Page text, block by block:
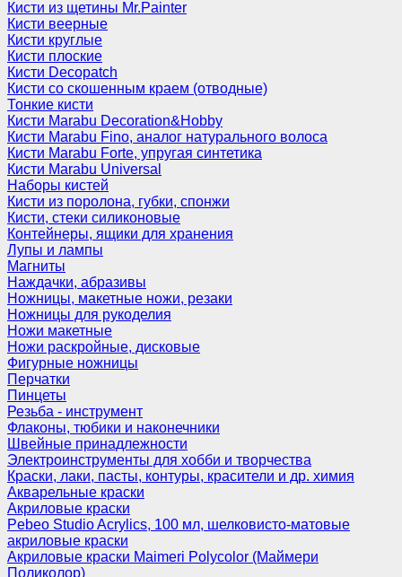
Кисти из щетины Mr.Painter
Кисти веерные
Кисти круглые
Кисти плоские
Кисти Decopatch
Кисти со скошенным краем (отводные)
Тонкие кисти
Кисти Marabu Decoration&Hobby
Кисти Marabu Fino, аналог натурального волоса
Кисти Marabu Forte, упругая синтетика
Кисти Marabu Universal
Наборы кистей
Кисти из поролона, губки, спонжи
Кисти, стеки силиконовые
Контейнеры, ящики для хранения
Лупы и лампы
Магниты
Наждачки, абразивы
Ножницы, макетные ножи, резаки
Ножницы для рукоделия
Ножи макетные
Ножи раскройные, дисковые
Фигурные ножницы
Перчатки
Пинцеты
Резьба - инструмент
Флаконы, тюбики и наконечники
Швейные принадлежности
Электроинструменты для хобби и творчества
Краски, лаки, пасты, контуры, красители и др. химия
Акварельные краски
Акриловые краски
Pebeo Studio Acrylics, 100 мл, шелковисто-матовые
акриловые краски
Акриловые краски Maimeri Polycolor (Маймери
Поликолор)